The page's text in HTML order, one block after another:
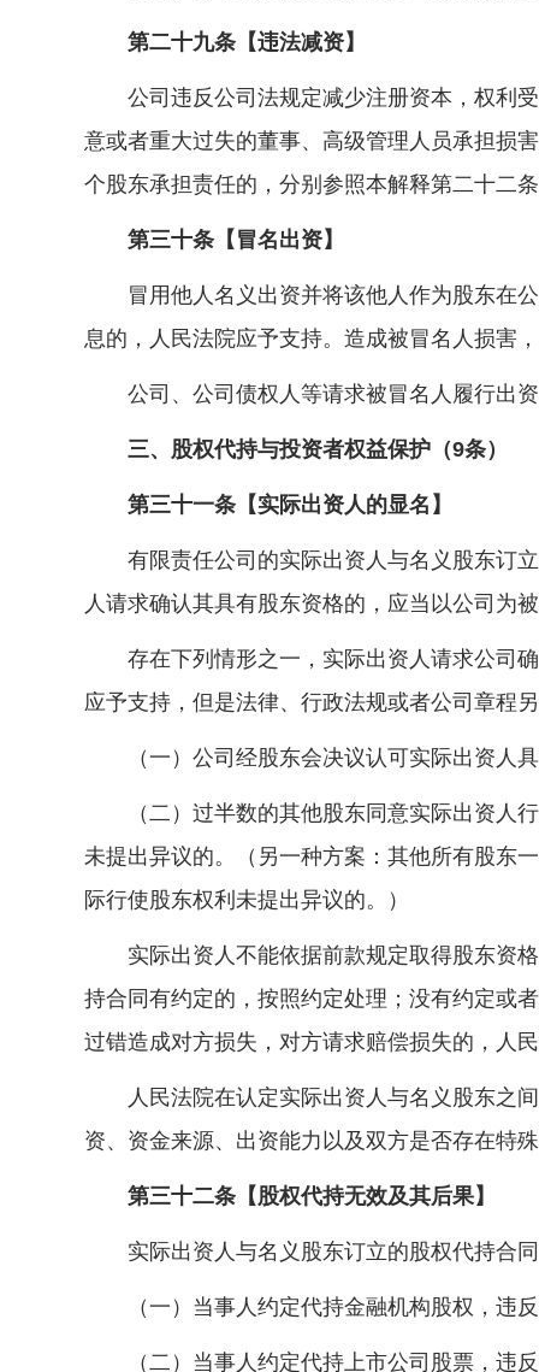
第二十九条【违法减资】
公司违反公司法规定减少注册资本，权利受
意或者重大过失的董事、高级管理人员承担损
个股东承担责任的，分别参照本解释第二十二
第三十条【冒名出资】
冒用他人名义出资并将该他人作为股东在公
息的，人民法院应予支持。造成被冒名人损害
公司、公司债权人等请求被冒名人履行出资
三、股权代持与投资者权益保护（9条）
第三十一条【实际出资人的显名】
有限责任公司的实际出资人与名义股东订立
人请求确认其具有股东资格的，应当以公司为
存在下列情形之一，实际出资人请求公司确
应予支持，但是法律、行政法规或者公司章程
（一）公司经股东会决议认可实际出资人具
（二）过半数的其他股东同意实际出资人行
未提出异议的。（另一种方案：其他所有股东
际行使股东权利未提出异议的。）
实际出资人不能依据前款规定取得股东资格
持合同有约定的，按照约定处理；没有约定或
过错造成对方损失，对方请求赔偿损失的，人
人民法院在认定实际出资人与名义股东之间
资、资金来源、出资能力以及双方是否存在特
第三十二条【股权代持无效及其后果】
实际出资人与名义股东订立的股权代持合同
（一）当事人约定代持金融机构股权，违反
（二）当事人约定代持上市公司股票，违反